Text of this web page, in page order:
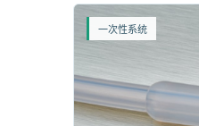
一次性系统